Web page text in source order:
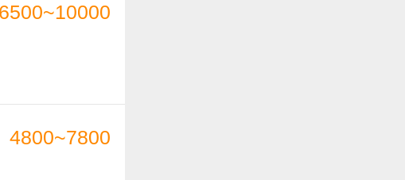
6500~10000
4800~7800